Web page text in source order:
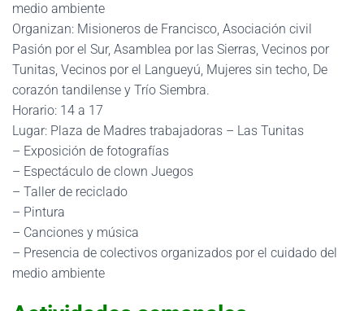
medio ambiente
Organizan: Misioneros de Francisco, Asociación civil
Pasión por el Sur, Asamblea por las Sierras, Vecinos por
Tunitas, Vecinos por el Langueyú, Mujeres sin techo, De
corazón tandilense y Trío Siembra.
Horario: 14 a 17
Lugar: Plaza de Madres trabajadoras – Las Tunitas
– Exposición de fotografías
– Espectáculo de clown Juegos
– Taller de reciclado
– Pintura
– Canciones y música
– Presencia de colectivos organizados por el cuidado del
medio ambiente